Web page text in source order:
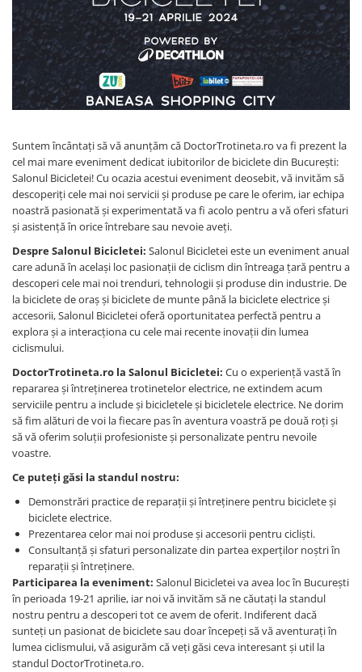
Etrieri
https://www.doctortrotineta.ro/lumini
Stop trotineta
Faruri
https://www.doctortrotineta.ro/cadru
Cricuri trotineta
Suruburi
Suspensie
Suntem încântați să vă anunțăm că DoctorTrotineta.ro va fi prezent la
cel mai mare eveniment dedicat iubitorilor de biciclete din București:
Salonul Bicicletei! Cu ocazia acestui eveniment deosebit, vă invităm să
descoperiți cele mai noi servicii și produse pe care le oferim, iar echipa
noastră pasionată și experimentată va fi acolo pentru a vă oferi sfaturi
și asistență în orice întrebare sau nevoie aveți.
Despre Salonul Bicicletei: Salonul Bicicletei este un eveniment anual
care adună în același loc pasionații de ciclism din întreaga țară pentru a
descoperi cele mai noi trenduri, tehnologii și produse din industrie. De
la biciclete de oraș și biciclete de munte până la biciclete electrice și
accesorii, Salonul Bicicletei oferă oportunitatea perfectă pentru a
explora și a interacționa cu cele mai recente inovații din lumea
ciclismului.
DoctorTrotineta.ro la Salonul Bicicletei: Cu o experiență vastă în
repararea și întreținerea trotinetelor electrice, ne extindem acum
serviciile pentru a include și bicicletele și bicicletele electrice. Ne dorim
să fim alături de voi la fiecare pas în aventura voastră pe două roți și
să vă oferim soluții profesioniste și personalizate pentru nevoile
voastre.
Ce puteți găsi la standul nostru:
Demonstrări practice de reparații și întreținere pentru biciclete și
biciclete electrice.
Prezentarea celor mai noi produse și accesorii pentru cicliști.
Consultanță și sfaturi personalizate din partea experților noștri în
reparații și întreținere.
Participarea la eveniment: Salonul Bicicletei va avea loc în București
în perioada 19-21 aprilie, iar noi vă invităm să ne căutați la standul
nostru pentru a descoperi tot ce avem de oferit. Indiferent dacă
sunteți un pasionat de biciclete sau doar începeți să vă aventurați în
lumea ciclismului, vă asigurăm că veți găsi ceva interesant și util la
standul DoctorTrotineta.ro.